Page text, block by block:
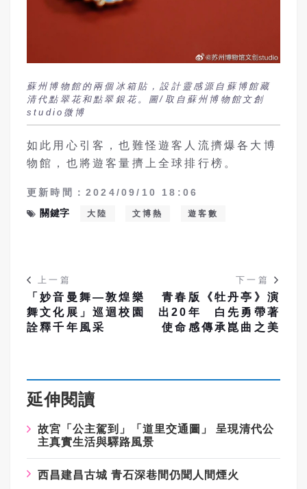
蘇州博物館的兩個冰箱貼，設計靈感源自蘇博館藏
清代點翠花和點翠銀花。圖/取自蘇州博物館文創
studio微博
如此用心引客，也難怪遊客人流擠爆各大博
物館，也將遊客量擠上全球排行榜。
更新時間：2024/09/10 18:06
關鍵字
大陸 文博熱 遊客數
上一篇
「妙音曼舞—敦煌樂
舞文化展」巡迴校園
詮釋千年風采
下一篇
青春版《牡丹亭》演
出20年 白先勇帶著
使命感傳承崑曲之美
延伸閱讀
故宮「公主駕到」「道里交通圖」 呈現清代公
主真實生活與驛路風景
西昌建昌古城 青石深巷間仍聞人間煙火